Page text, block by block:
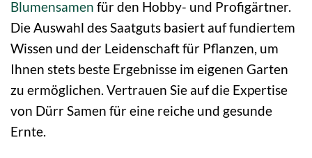
Blumensamen für den Hobby- und Profigärtner.
Die Auswahl des Saatguts basiert auf fundiertem
Wissen und der Leidenschaft für Pflanzen, um
Ihnen stets beste Ergebnisse im eigenen Garten
zu ermöglichen. Vertrauen Sie auf die Expertise
von Dürr Samen für eine reiche und gesunde
Ernte.